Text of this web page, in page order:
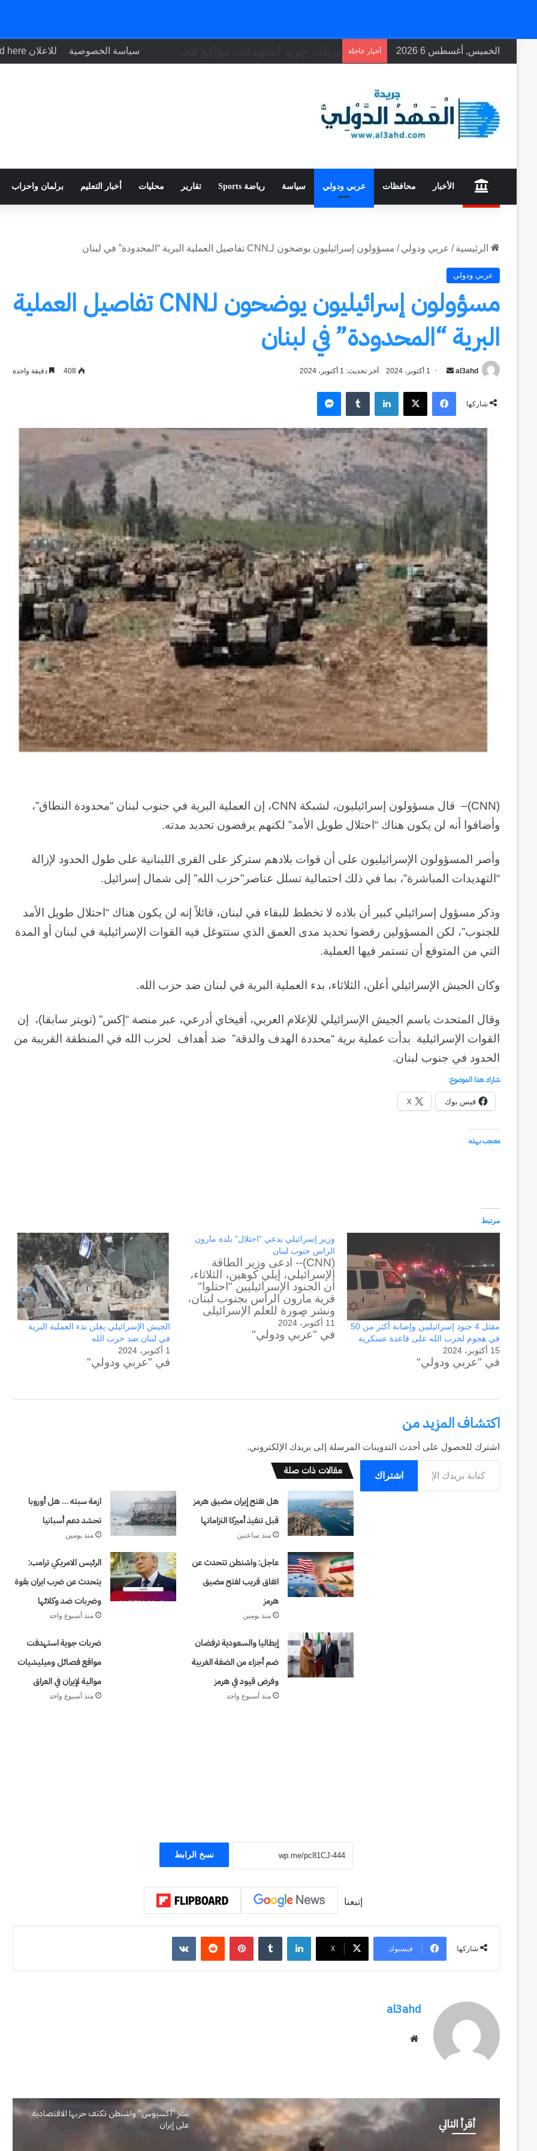
الخميس, أغسطس 6 2026 أخبار عاجلة سياسة الخصوصية للاعلان Your ad here
الأخبار محافظات عربي ودولي سياسة رياضة Sports تقارير محليات أخبار التعليم برلمان واحزاب
الرئيسية / عربي ودولي / مسؤولون إسرائيليون يوضحون لـCNN تفاصيل العملية البرية “المحدودة” في لبنان
عربي ودولي
مسؤولون إسرائيليون يوضحون لـCNN تفاصيل العملية
البرية “المحدودة” في لبنان
al3ahd
أرسل
إلكترونيا
1 أكتوبر، 2024 آخر تحديث: 1 أكتوبر، 2024 408 دقيقة واحدة
شاركها
فيسبوك‫X لينكدإن
‏Tumblr ماسنجر
(
CNN
)– قال مسؤولون إسرائيليون، لشبكة CNN، إن العملية البرية في جنوب لبنان “محدودة النطاق”،
وأضافوا أنه لن يكون هناك “احتلال طويل الأمد” لكنهم يرفضون تحديد مدته.
وأصر المسؤولون الإسرائيليون على أن قوات بلادهم ستركز على القرى اللبنانية على طول الحدود لإزالة
“التهديدات المباشرة”، بما في ذلك احتمالية تسلل عناصر”حزب الله” إلى شمال إسرائيل.
وذكر مسؤول إسرائيلي كبير أن بلاده لا تخطط للبقاء في لبنان، قائلاً إنه لن يكون هناك “احتلال طويل الأمد
للجنوب”، لكن المسؤولين رفضوا تحديد مدى العمق الذي ستتوغل فيه القوات الإسرائيلية في لبنان أو المدة
التي من المتوقع أن تستمر فيها العملية.
وكان الجيش الإسرائيلي أعلن، الثلاثاء، بدء العملية البرية في لبنان ضد حزب الله.
وقال المتحدث باسم الجيش الإسرائيلي للإعلام العربي، أفيخاي أدرعي، عبر منصة “إكس” (تويتر سابقا)، إن
القوات الإسرائيلية بدأت عملية برية “محددة الهدف والدقة” ضد أهداف لحزب الله في المنطقة القريبة من
الحدود في جنوب لبنان.
شارك هذا الموضوع:
فيس بوك
X
معجب بهذه:
مرتبط
مقتل 4 جنود إسرائيليين وإصابة أكثر من 50
في هجوم لحزب الله على قاعدة عسكرية
15 أكتوبر، 2024
في "عربي ودولي"
وزير إسرائيلي يدعي “احتلال” بلدة مارون
الراس جنوب لبنان
(CNN)-- ادعى وزير الطاقة
الإسرائيلي، إيلي كوهين، الثلاثاء،
أن الجنود الإسرائيليين "احتلوا"
قرية مارون الراس بجنوب لبنان،
ونشر صورة للعلم الإسرائيلي
مرفوعاً في البلدة. جاء ذلك في
تدوينة لكوهين على صفحته
11 أكتوبر، 2024
في "عربي ودولي"
الجيش الإسرائيلي يعلن بدء العملية البرية
في لبنان ضد حزب الله
1 أكتوبر، 2024
في "عربي ودولي"
اكتشاف المزيد من
اشترك للحصول على أحدث التدوينات المرسلة إلى بريدك الإلكتروني.
كتابة بريدك الإلكتروني...
اشتراك مقالات ذات صلة
هل تفتح إيران مضيق هرمز
قبل تنفيذ أميركا التزاماتها
منذ ساعتين
ازمة سبته … هل أوروبا
تحشد دعم أسبانيا
منذ يومين
عاجل: واشنطن تتحدث عن
اتفاق قريب لفتح مضيق
هرمز
منذ يومين
الرئيس الامريكي ترامب:
يتحدث عن ضرب ايران بقوة
وضربات ضد وكلائها
منذ أسبوع واحد
إيطاليا والسعودية ترفضان
ضم أجزاء من الضفة الغربية
وفرض قيود في هرمز
منذ أسبوع واحد
ضربات جوية استهدفت
مواقع فصائل وميليشيات
موالية لإيران في العراق
منذ أسبوع واحد
نسخ الرابط
إتبعنا
شاركها فيسبوك ‫X
لينكدإن
‏Tumblr بينتيريست
‏Reddit
‏VKontakte
al3ahd
أقرأ التالي
نشر “أكسيوس” واشنطن تكثف حربها الاقتصادية
على إيران
استثمارات
هاني
شكري
عزيز
بين
والإمارات
العقارات
والتعليم
والرياضة
والتسويق
منذ أسبوعين
طلال
يكتب:
المستقبل